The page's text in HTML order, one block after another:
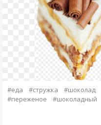
#еда #стружка #шоколад
#переженое
#шоколадный